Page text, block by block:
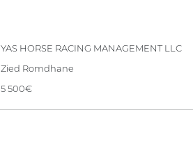
YAS HORSE RACING MANAGEMENT LLC
Zied Romdhane
5 500€